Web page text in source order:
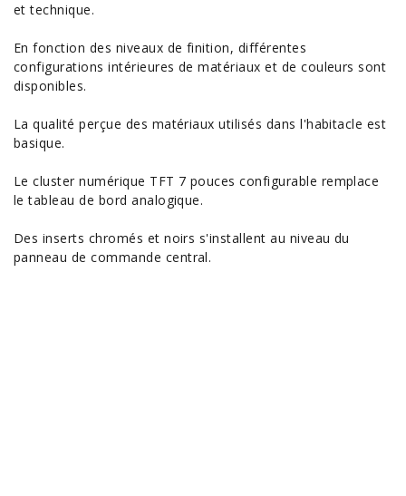
et technique.
En fonction des niveaux de finition, différentes
configurations intérieures de matériaux et de couleurs sont
disponibles.
La qualité perçue des matériaux utilisés dans l'habitacle est
basique.
Le cluster numérique TFT 7 pouces configurable remplace
le tableau de bord analogique.
Des inserts chromés et noirs s'installent au niveau du
panneau de commande central.